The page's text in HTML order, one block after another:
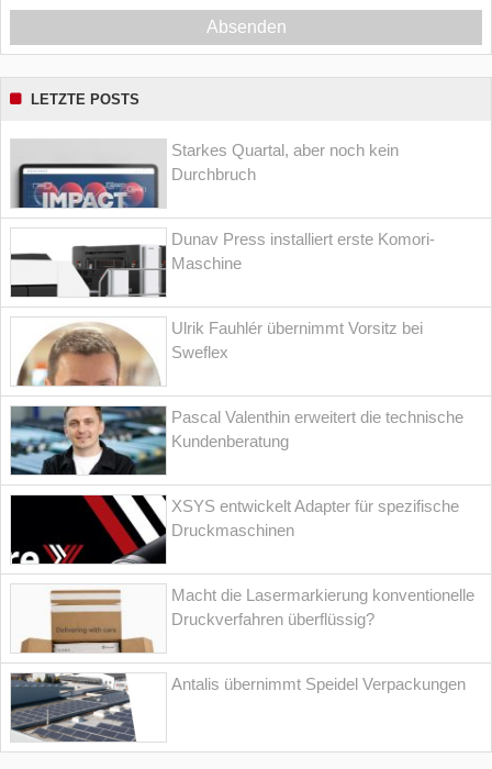
Absenden
LETZTE POSTS
Starkes Quartal, aber noch kein
Durchbruch
Dunav Press installiert erste Komori-
Maschine
Ulrik Fauhlér übernimmt Vorsitz bei
Sweflex
Pascal Valenthin erweitert die technische
Kundenberatung
XSYS entwickelt Adapter für spezifische
Druckmaschinen
Macht die Lasermarkierung konventionelle
Druckverfahren überflüssig?
Antalis übernimmt Speidel Verpackungen